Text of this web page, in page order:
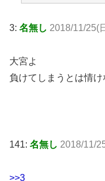
3: 名無し 2018/11/25(
大宮よ
負けてしまうとは情け
141: 名無し 2018/11/
>>3